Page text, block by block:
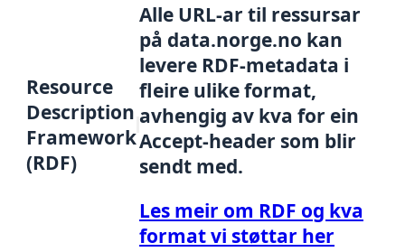
Resource
Description
Framework
(RDF)
Alle URL-ar til ressursar
på data.norge.no kan
levere RDF-metadata i
fleire ulike format,
avhengig av kva for ein
Accept-header som blir
sendt med.
Les meir om RDF og kva
format vi støttar her